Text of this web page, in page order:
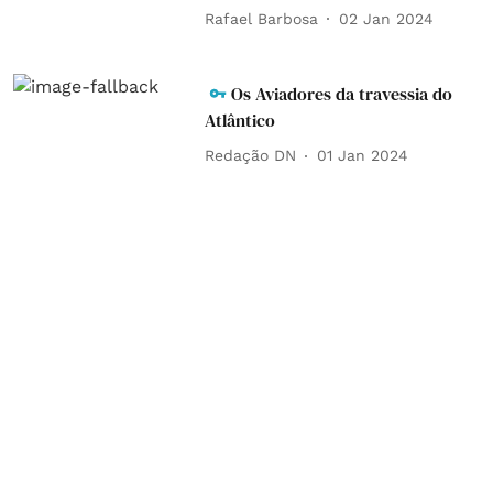
Rafael Barbosa 02 Jan 2024
Os Aviadores da travessia do
Atlântico
Redação DN 01 Jan 2024